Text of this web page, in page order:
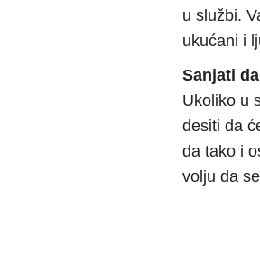
u službi.
ukućani i
Sanjati
Ukoliko u
desiti da
da tako i
volju da